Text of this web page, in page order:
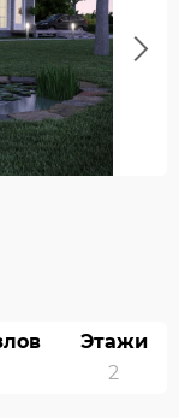
Next
Этажи
2